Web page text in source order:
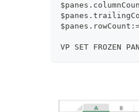
VP SET FROZEN